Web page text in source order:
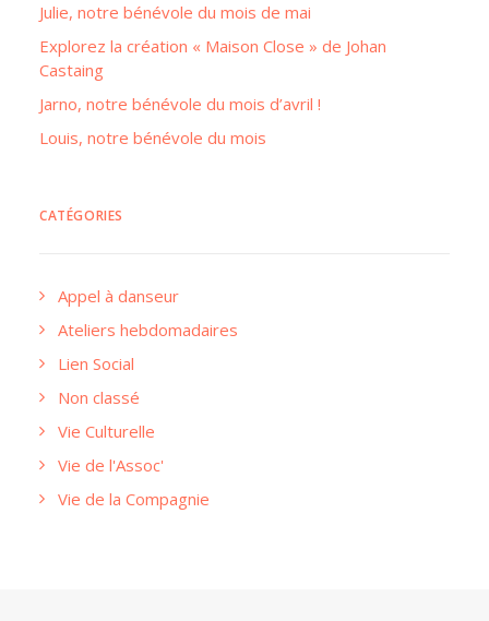
Julie, notre bénévole du mois de mai
Explorez la création « Maison Close » de Johan
Castaing
Jarno, notre bénévole du mois d’avril !
Louis, notre bénévole du mois
CATÉGORIES
Appel à danseur
Ateliers hebdomadaires
Lien Social
Non classé
Vie Culturelle
Vie de l'Assoc'
Vie de la Compagnie